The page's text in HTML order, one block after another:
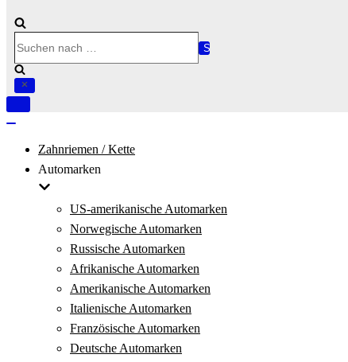
nach …
Navigation
Zahnriemen / Kette
Automarken
US-amerikanische Automarken
Norwegische Automarken
Russische Automarken
Afrikanische Automarken
Amerikanische Automarken
Italienische Automarken
Französische Automarken
Deutsche Automarken